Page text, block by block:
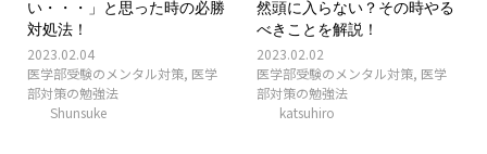
い・・・」と思った時の必勝
対処法！
2023.02.04
医学部受験のメンタル対策, 医学
部対策の勉強法
Shunsuke
然頭に入らない？その時やる
べきことを解説！
2023.02.02
医学部受験のメンタル対策, 医学
部対策の勉強法
katsuhiro